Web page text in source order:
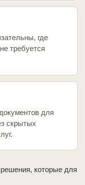
где
требуется
для
скрытых
которые для